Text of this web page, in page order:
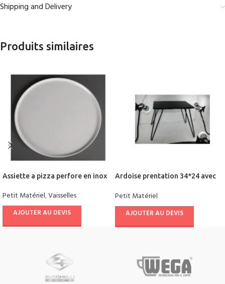
Shipping and Delivery
Produits similaires
Assiette a pizza perfore en inox
Petit Matériel,Vaisselles
AJOUTER AU DEVIS
Ardoise prentation 34*24 avec
Petit Matériel
AJOUTER AU DEVIS